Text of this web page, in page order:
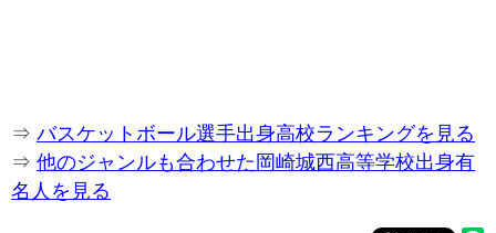
⇒ バスケットボール選手出身高校ランキングを見る
⇒ 他のジャンルも合わせた岡崎城西高等学校出身有
名人を見る